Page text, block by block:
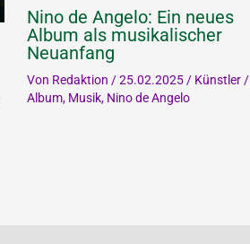
Nino de Angelo: Ein neues
Album als musikalischer
Neuanfang
Von Redaktion /25.02.2025/ Künstler/
Album, Musik, Nino de Angelo